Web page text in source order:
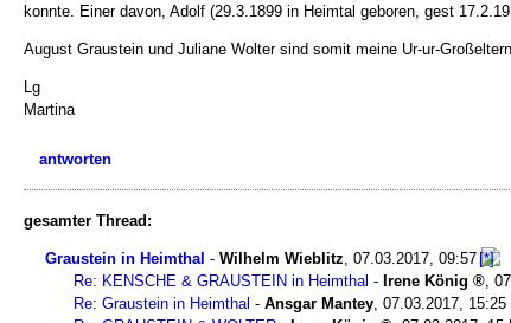
konnte. Einer davon, Adolf (29.3.1899 in Heimtal geboren, gest
August Graustein und Juliane Wolter sind somit meine Ur-ur-Großeltern.
Lg
Martina
antworten
gesamter Thread:
Graustein in Heimthal - Wilhelm Wieblitz 07.03.2017, 09:57
Re: KENSCHE & GRAUSTEIN in Heimthal - Irene König
Re: Graustein in Heimthal - Ansgar Mantey 07.03.2017, 15:25